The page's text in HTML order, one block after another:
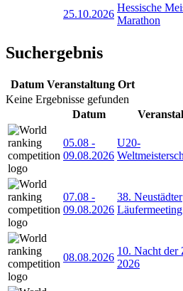
25.10.2026
Hessische
Marathon
Suchergebnis
Datum Veranstaltung Ort
Keine Ergebnisse gefunden
Datum
05.08 -
09.08.2026
U20-
07.08 -
09.08.2026
38. Neustädter
Läufermeeting
08.08.2026
10. Nacht der
2026